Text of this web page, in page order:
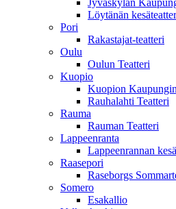
Jyväskylän
Löytänän
Pori
Rakastajat-teatteri
Oulu
Oulun Teatteri
Kuopio
Kuopion
Rauhalahti Teatteri
Rauma
Rauman Teatteri
Lappeenranta
Lappeenrannan
Raasepori
Raseborgs
Somero
Esakallio